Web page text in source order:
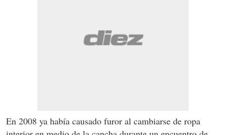
En 2008 ya había causado furor al cambiarse de ropa